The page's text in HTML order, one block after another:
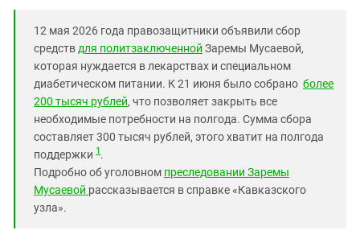
ЮФО
12 мая 2026 года правозащитники объявили сбор
средств для политзаключенной Заремы Мусаевой,
которая нуждается в лекарствах и специальном
диабетическом питании. К 21 июня было собрано более
200 тысяч рублей, что позволяет закрыть все
необходимые потребности на полгода. Сумма сбора
составляет 300 тысяч рублей, этого хватит на полгода
поддержки 1 .
Подробно об уголовном преследовании Заремы
Мусаевой рассказывается в справке «Кавказского
узла».